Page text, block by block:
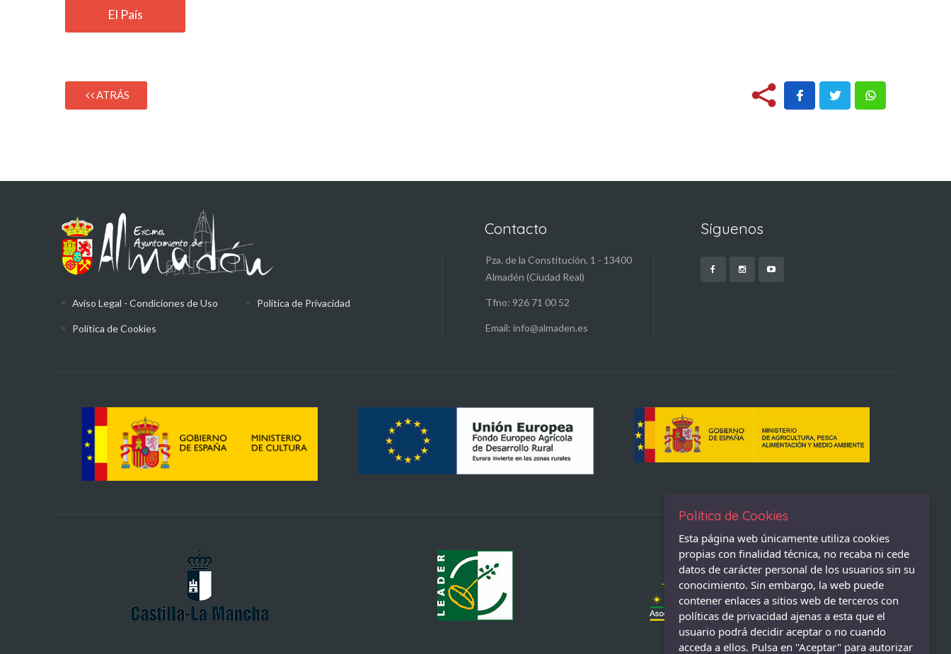
El País
ATRÁS
Aviso Legal - Condiciones de Uso Política de Privacidad
Política de Cookies
Contacto
Pza. de la Constitución, 1 - 13400
Almadén (Ciudad Real)
Tfno: 926 71 00 52
Email: info@almaden.es
Síguenos
Política de Cookies
Esta página web únicamente utiliza cookies
propias con finalidad técnica, no recaba ni cede
datos de carácter personal de los usuarios sin su
conocimiento. Sin embargo, la web puede
contener enlaces a sitios web de terceros con
políticas de privacidad ajenas a esta que el
usuario podrá decidir aceptar o no cuando
acceda a ellos. Pulsa en "Aceptar" para autorizar